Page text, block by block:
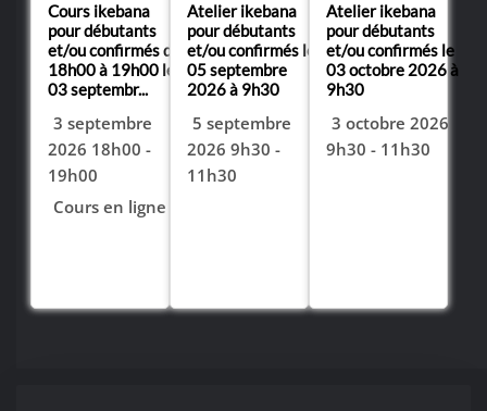
Cours ikebana
pour débutants
et/ou confirmés de
18h00 à 19h00 le
03 septembr...
3 septembre
2026 18h00 -
19h00
Cours en ligne
Atelier ikebana
pour débutants
et/ou confirmés le
05 septembre
2026 à 9h30
5 septembre
2026 9h30 -
11h30
Atelier ikebana
pour débutants
et/ou confirmés le
03 octobre 2026 à
9h30
3 octobre 2026
9h30 - 11h30